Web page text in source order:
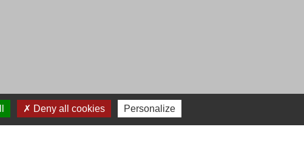
Deny all cookies Personalize